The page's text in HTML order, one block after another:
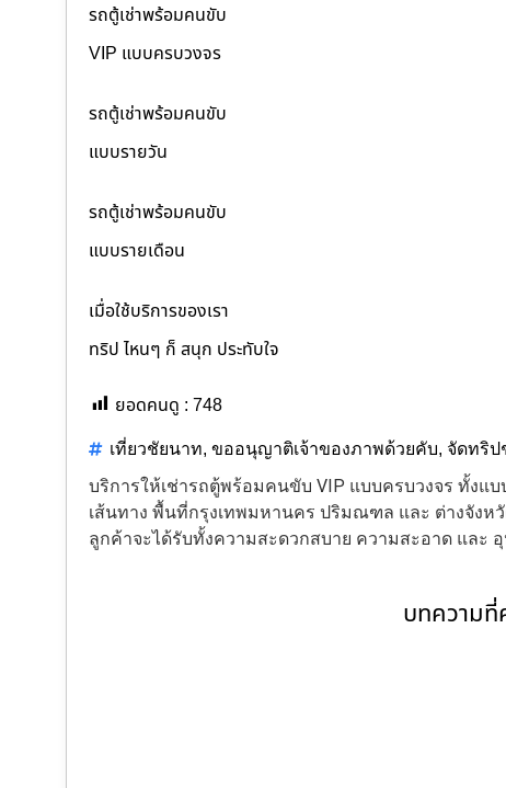
รถตู้เช่าพร้อมคนขับ
VIP แบบครบวงจร
รถตู้เช่าพร้อมคนขับ
แบบรายวัน
รถตู้เช่าพร้อมคนขับ
แบบรายเดือน
เมื่อใช้บริการของเรา
ทริป ไหนๆ ก็ สนุก ประทับใจ
ยอดคนดู : 748
เที่ยวชัยนาท, ขออนุญาติเจ้าของภาพด้วยคับ, จัดทริป
บริการให้เช่ารถตู้พร้อมคนขับ VIP แบบครบวงจร ทั้งแ
เส้นทาง พื้นที่กรุงเทพมหานคร ปริมณฑล และ ต่างจังห
ลูกค้าจะได้รับทั้งความสะดวกสบาย ความสะอาด และ
บทความ